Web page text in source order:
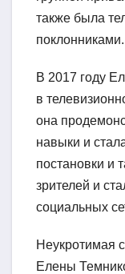
также была
поклонниками.
В 2017 году
в
она
навыки и
постановки и
зрителей и
социальных
Неукротимая
Елены